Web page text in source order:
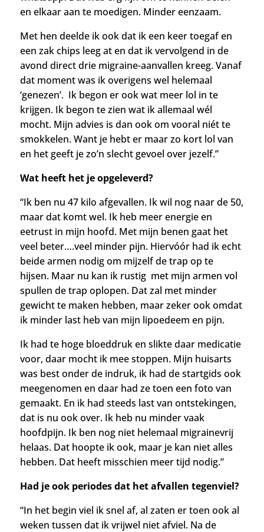
en elkaar aan te moedigen. Minder eenzaam.
Met hen deelde ik ook dat ik een keer toegaf en
een zak chips leeg at en dat ik vervolgend in de
avond direct drie migraine-aanvallen kreeg.Vanaf
dat moment was ik overigens wel helemaal
‘genezen’. Ik begon er ook wat meer lol in te
krijgen. Ik begon te zien wat ik allemaal wél
mocht. Mijn advies is dan ook om vooral niét te
smokkelen. Want je hebt er maar zo kort lol van
en het geeft je zo’n slecht gevoel over jezelf.”
Wat heeft het je opgeleverd?
“Ik ben nu 47 kilo afgevallen. Ik wil nog naar de 50,
maar dat komt wel. Ik heb meer energie en
eetrust in mijn hoofd. Met mijn benen gaat het
veel beter….veel minder pijn. Hiervóór had ik echt
beide armen nodig om mijzelf de trap op te
hijsen. Maar nu kan ik rustig met mijn armen vol
spullen de trap oplopen. Dat zal met minder
gewicht te maken hebben, maar zeker ook omdat
ik minder last heb van mijn lipoedeem en pijn.
Ik had te hoge bloeddruk en slikte daar medicatie
voor, daar mocht ik mee stoppen. Mijn huisarts
was best onder de indruk, ik had de startgids ook
meegenomen en daar had ze toen een foto van
gemaakt. En ik had steeds last van ontstekingen,
dat is nu ook over. Ik heb nu minder vaak
hoofdpijn. Ik ben nog niet helemaal migrainevrij
helaas. Dat hoopte ik ook, maar je kan niet alles
hebben. Dat heeft misschien meer tijd nodig.”
Had je ook periodes dat het afvallen tegenviel?
“In het begin viel ik snel af, al zaten er toen ook al
weken tussen dat ik vrijwel niet afviel. Na de